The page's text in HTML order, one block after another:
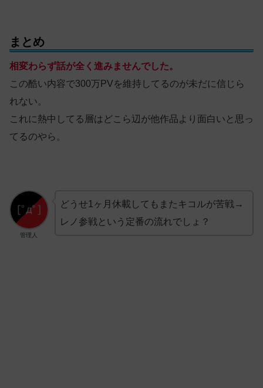
まとめ
相変わらず話が全く進みませんでした。
この酷い内容で300万PVを維持してるのが未だに信じら
れない。
これに熱中してる層はどこら辺が他作品より面白いと思っ
てるのやら。
管理人
どうせ1ヶ月休載してもまたキコルが苦戦→
レノ参戦という定番の流れでしょ？